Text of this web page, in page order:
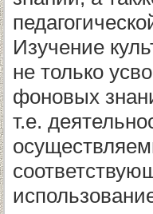
Изучение
не только
фоновых
т.е.